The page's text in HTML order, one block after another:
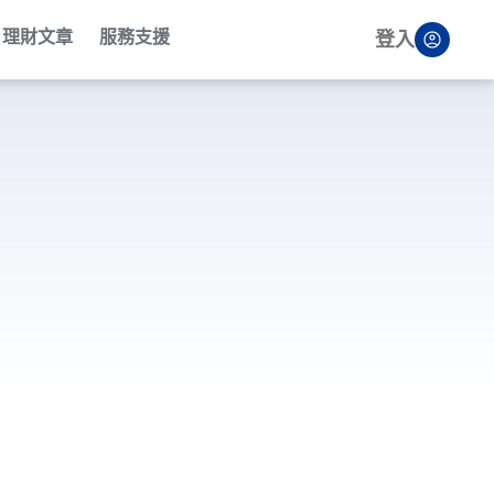
理財文章 服務支援 登入